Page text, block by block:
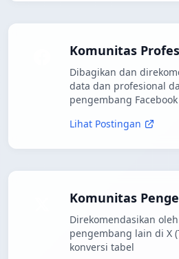
Komunitas
Dibagikan dan
data dan profesional
pengembang Facebook
Lihat Postingan
Komunitas
Direkomendasikan
pengembang lain di X
konversi tabel